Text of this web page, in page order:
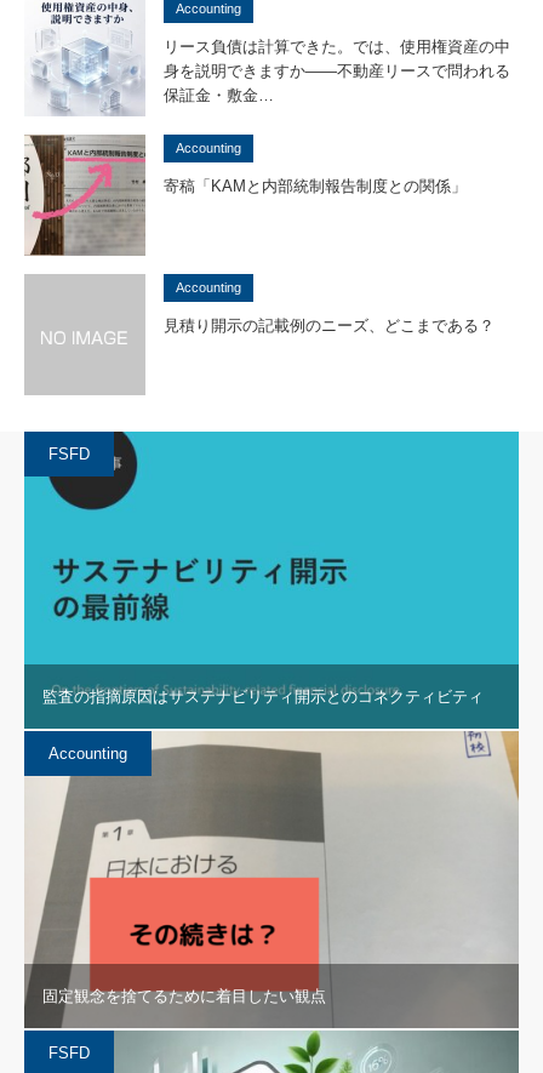
Accounting
リース負債は計算できた。では、使用権資産の中
身を説明できますか――不動産リースで問われる
保証金・敷金…
Accounting
寄稿「KAMと内部統制報告制度との関係」
Accounting
見積り開示の記載例のニーズ、どこまである？
FSFD
監査の指摘原因はサステナビリティ開示とのコネクティビティ
Accounting
固定観念を捨てるために着目したい観点
FSFD